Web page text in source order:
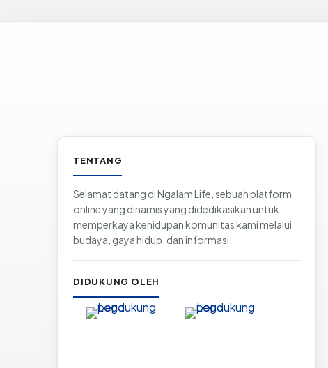
TENTANG
Selamat datang di Ngalam Life, sebuah platform
online yang dinamis yang didedikasikan untuk
memperkaya kehidupan komunitas kami melalui
budaya, gaya hidup, dan informasi.
DIDUKUNG OLEH